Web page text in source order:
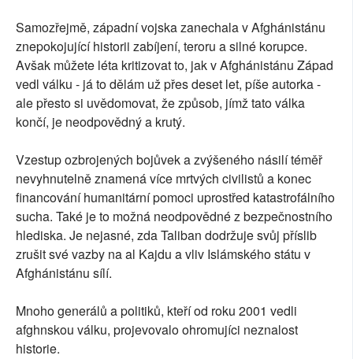
Samozřejmě, západní vojska zanechala v Afghánistánu
znepokojující historii zabíjení, teroru a silné korupce.
Avšak můžete léta kritizovat to, jak v Afghánistánu Západ
vedl válku - já to dělám už přes deset let, píše autorka -
ale přesto si uvědomovat, že způsob, jímž tato válka
končí, je neodpovědný a krutý.
Vzestup ozbrojených bojůvek a zvýšeného násilí téměř
nevyhnutelně znamená více mrtvých civilistů a konec
financování humanitární pomoci uprostřed katastrofálního
sucha. Také je to možná neodpovědné z bezpečnostního
hlediska. Je nejasné, zda Taliban dodržuje svůj příslib
zrušit své vazby na al Kajdu a vliv Islámského státu v
Afghánistánu sílí.
Mnoho generálů a politiků, kteří od roku 2001 vedli
afghnskou válku, projevovalo ohromujíci neznalost
historie.